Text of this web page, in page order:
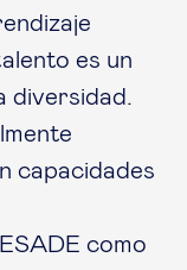
es un
diversidad.
capacidades
como